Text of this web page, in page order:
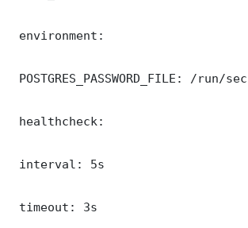
environment:
POSTGRES_PASSWORD_FILE: /run/
healthcheck:
interval: 5s
timeout: 3s